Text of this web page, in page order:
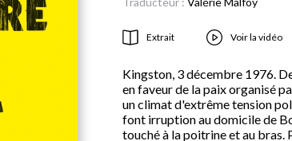
Extrait Voir la vidéo
Kingston, 3 décembre 1976.
en faveur de la paix organisé
un climat d'extrême tension
font irruption au domicile de
touché à la poitrine et au bras.